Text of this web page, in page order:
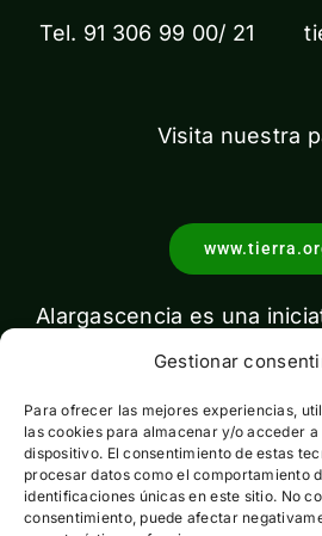
Gestionar
Para ofrecer las mejores experiencias,
las cookies para almacenar y/o acceder
dispositivo. El consentimiento de estas
procesar datos como el comportamiento
identificaciones únicas en este sitio. No
consentimiento, puede afectar
Tel. 91 306 99 00/ 21
Visita nuestra
Alargascencia es una
Con el apoyo de: